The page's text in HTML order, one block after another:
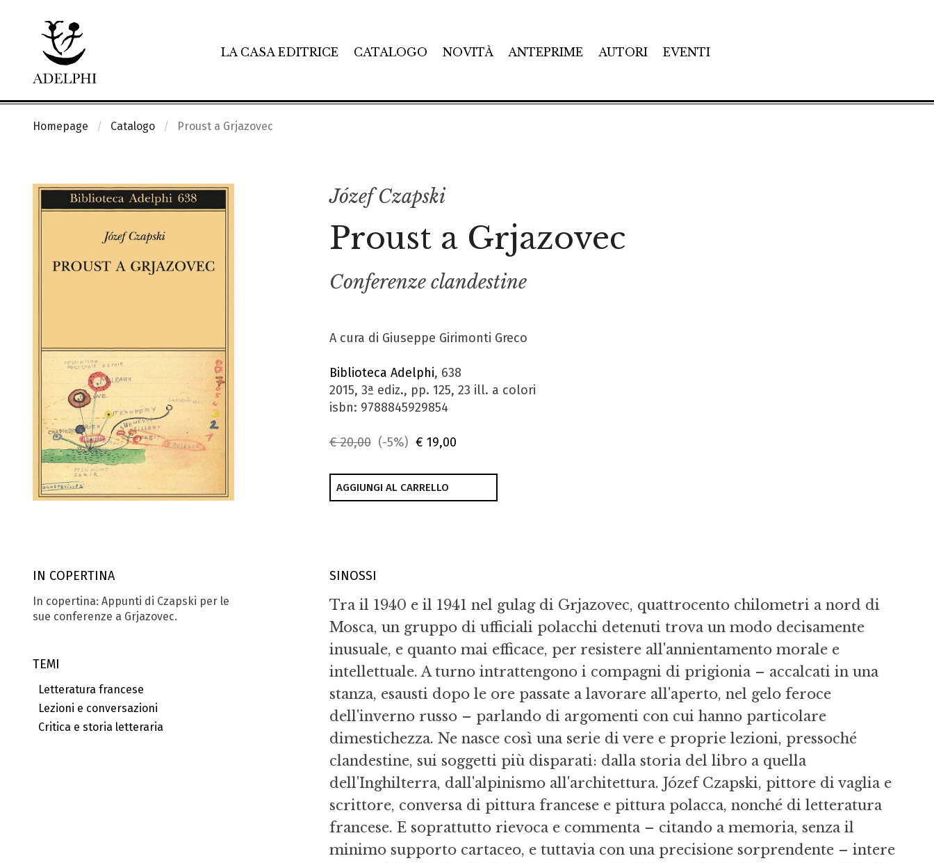
LA CASA EDITRICE CATALOGO NOVITÀ ANTEPRIME AUTORI EVENTI
Homepage Catalogo Proust a Grjazovec
Józef Czapski
Proust a Grjazovec
Conferenze clandestine
A cura di Giuseppe Girimonti Greco
Biblioteca Adelphi, 638
2015, 3ª ediz., pp. 125, 23 ill. a colori
isbn: 9788845929854
€ 20,00 (-5%) € 19,00
AGGIUNGI AL CARRELLO
IN COPERTINA
In copertina: Appunti di Czapski per le
sue conferenze a Grjazovec.
TEMI
Letteratura francese
Lezioni e conversazioni
Critica e storia letteraria
SINOSSI
Tra il 1940 e il 1941 nel gulag di Grjazovec, quattrocento chilometri a nord di
Mosca, un gruppo di ufficiali polacchi detenuti trova un modo decisamente
inusuale, e quanto mai efficace, per resistere all'annientamento morale e
intellettuale. A turno intrattengono i compagni di prigionia – accalcati in una
stanza, esausti dopo le ore passate a lavorare all'aperto, nel gelo feroce
dell'inverno russo – parlando di argomenti con cui hanno particolare
dimestichezza. Ne nasce così una serie di vere e proprie lezioni, pressoché
clandestine, sui soggetti più disparati: dalla storia del libro a quella
dell'Inghilterra, dall'alpinismo all'architettura. Józef Czapski, pittore di vaglia e
scrittore, conversa di pittura francese e pittura polacca, nonché di letteratura
francese. E soprattutto rievoca e commenta – citando a memoria, senza il
minimo supporto cartaceo, e tuttavia con una precisione sorprendente – intere